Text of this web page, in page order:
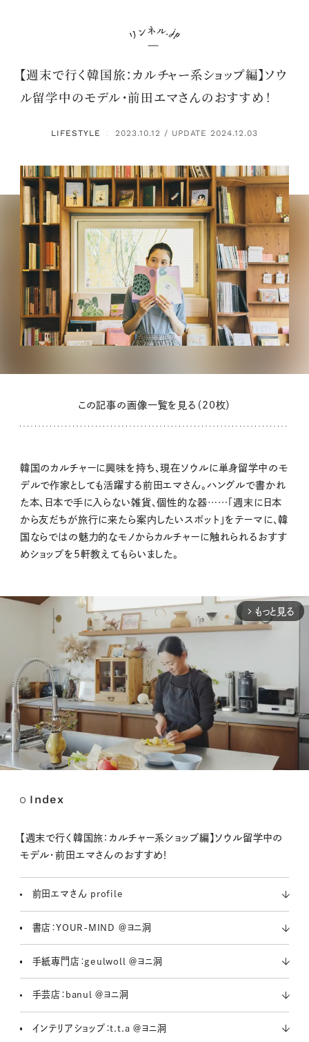
【週末で行く韓国旅：カルチャー系ショップ編】ソウ
ル留学中のモデル・前田エマさんのおすすめ！
LIFESTYLE ： 2023.10.12 / UPDATE 2024.12.03
この記事の画像一覧を見る（20枚）
韓国のカルチャーに興味を持ち、現在ソウルに単身留学中のモ
デルで作家としても活躍する前田エマさん。ハングルで書かれ
た本、日本で手に入らない雑貨、個性的な器……「週末に日本
から友だちが旅行に来たら案内したいスポット」をテーマに、韓
国ならではの魅力的なモノからカルチャーに触れられるおすす
めショップを5軒教えてもらいました。
arrow_forward_ios もっと見る
t
Index
【週末で行く韓国旅：カルチャー系ショップ編】ソウル留学中の
モデル・前田エマさんのおすすめ！
前田エマさん profile
書店：YOUR-MIND ＠ヨニ洞
手紙専門店：geulwoll ＠ヨニ洞
手芸店：banul ＠ヨニ洞
インテリアショップ：t.t.a ＠ヨニ洞